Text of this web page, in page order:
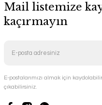
Mail listemize
kaçırmayın
E-postalarımızı almak için
çıkabilirsiniz.